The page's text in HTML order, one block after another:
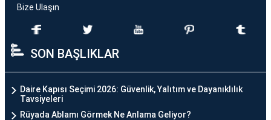
Bize Ulaşın
SON BAŞLIKLAR
Daire Kapısı Seçimi 2026: Güvenlik, Yalıtım ve Dayanıklılık
Tavsiyeleri
Rüyada Ablamı Görmek Ne Anlama Geliyor?